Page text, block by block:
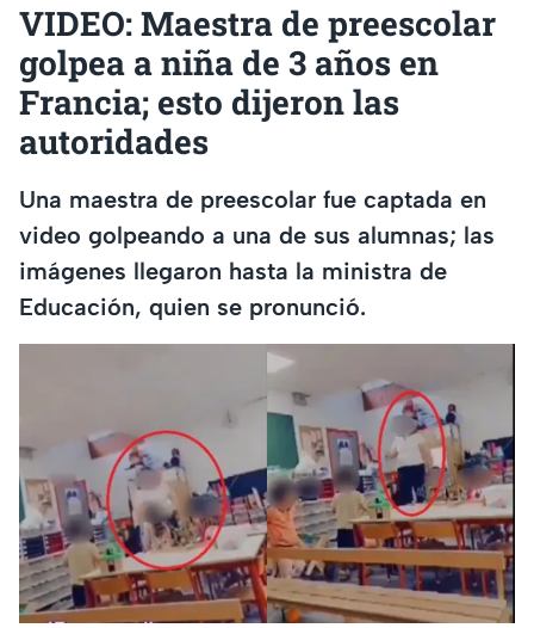
VIDEO: Maestra de preescolar
golpea a niña de 3 años en
Francia; esto dijeron las
autoridades
Una maestra de preescolar fue captada en
video golpeando a una de sus alumnas; las
imágenes llegaron hasta la ministra de
Educación, quien se pronunció.